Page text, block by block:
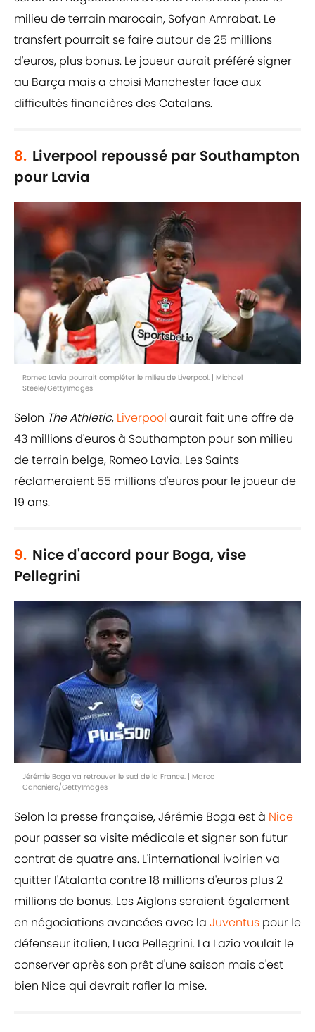
milieu de terrain marocain, Sofyan Amrabat. Le
transfert pourrait se faire autour de 25 millions
d'euros, plus bonus. Le joueur aurait préféré signer
au Barça mais a choisi Manchester face aux
difficultés financières des Catalans.
8. Liverpool repoussé par Southampton
pour Lavia
Romeo Lavia pourrait compléter le milieu de Liverpool. | Michael
Steele/GettyImages
Selon The Athletic, Liverpool aurait fait une offre de
43 millions d'euros à Southampton pour son milieu
de terrain belge, Romeo Lavia. Les Saints
réclameraient 55 millions d'euros pour le joueur de
19 ans.
9. Nice d'accord pour Boga, vise
Pellegrini
Jérémie Boga va retrouver le sud de la France. | Marco
Canoniero/GettyImages
Selon la presse française, Jérémie Boga est à Nice
pour passer sa visite médicale et signer son futur
contrat de quatre ans. L'international ivoirien va
quitter l'Atalanta contre 18 millions d'euros plus 2
millions de bonus. Les Aiglons seraient également
en négociations avancées avec la Juventus pour le
défenseur italien, Luca Pellegrini. La Lazio voulait le
conserver après son prêt d'une saison mais c'est
bien Nice qui devrait rafler la mise.